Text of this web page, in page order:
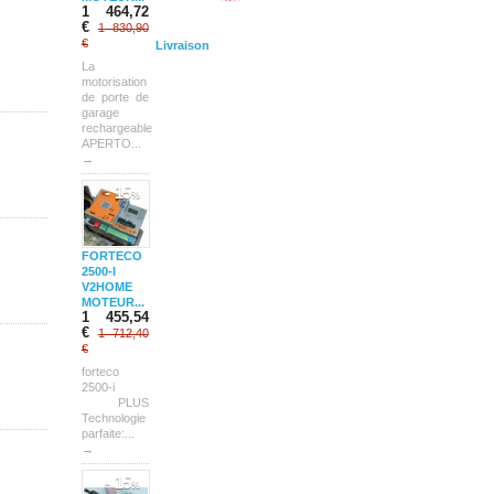
1 464,72
€1 830,90
€
La
motorisation
de porte de
garage
rechargeable
APERTO...
→
FORTECO
2500-I
V2HOME
MOTEUR...
1 455,54
€1 712,40
€
- 15%
forteco
2500-i
PLUS
Technologie
parfaite:...
→
- 15%
Livraison